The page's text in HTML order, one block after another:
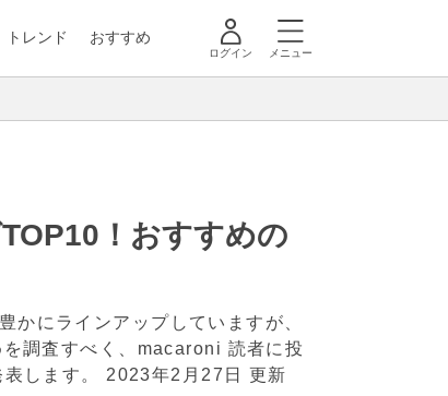
トレンド おすすめ
ログイン メニュー
！おすすめの
かにラインアップしていますが、
調査すべく、macaroni 読者に投
します。 2023年2月27日 更新